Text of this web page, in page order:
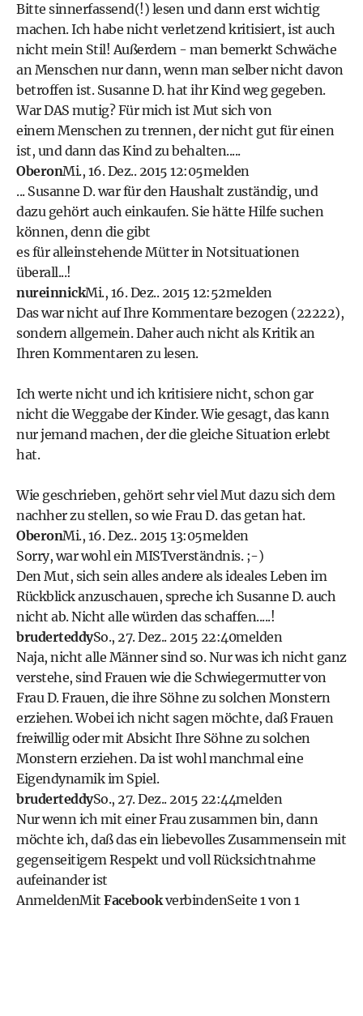
Bitte sinnerfassend(!) lesen und dann erst wichtig
machen. Ich habe nicht verletzend kritisiert, ist auch
nicht mein Stil! Außerdem - man bemerkt Schwäche
an Menschen nur dann, wenn man selber nicht davon
betroffen ist. Susanne D. hat ihr Kind weg gegeben.
War DAS mutig? Für mich ist Mut sich von
einem Menschen zu trennen, der nicht gut für einen
ist, und dann das Kind zu behalten.....
OberonMi., 16. Dez.. 2015 12:05melden
... Susanne D. war für den Haushalt zuständig, und
dazu gehört auch einkaufen. Sie hätte Hilfe suchen
können, denn die gibt
es für alleinstehende Mütter in Notsituationen
überall...!
nureinnickMi., 16. Dez.. 2015 12:52melden
Das war nicht auf Ihre Kommentare bezogen (22222),
sondern allgemein. Daher auch nicht als Kritik an
Ihren Kommentaren zu lesen.
Ich werte nicht und ich kritisiere nicht, schon gar
nicht die Weggabe der Kinder. Wie gesagt, das kann
nur jemand machen, der die gleiche Situation erlebt
hat.
Wie geschrieben, gehört sehr viel Mut dazu sich dem
nachher zu stellen, so wie Frau D. das getan hat.
OberonMi., 16. Dez.. 2015 13:05melden
Sorry, war wohl ein MISTverständnis. ;-)
Den Mut, sich sein alles andere als ideales Leben im
Rückblick anzuschauen, spreche ich Susanne D. auch
nicht ab. Nicht alle würden das schaffen.....!
bruderteddySo., 27. Dez.. 2015 22:40melden
Naja, nicht alle Männer sind so. Nur was ich nicht ganz
verstehe, sind Frauen wie die Schwiegermutter von
Frau D. Frauen, die ihre Söhne zu solchen Monstern
erziehen. Wobei ich nicht sagen möchte, daß Frauen
freiwillig oder mit Absicht Ihre Söhne zu solchen
Monstern erziehen. Da ist wohl manchmal eine
Eigendynamik im Spiel.
bruderteddySo., 27. Dez.. 2015 22:44melden
Nur wenn ich mit einer Frau zusammen bin, dann
möchte ich, daß das ein liebevolles Zusammensein mit
gegenseitigem Respekt und voll Rücksichtnahme
aufeinander ist
AnmeldenMit FacebookverbindenSeite 1 von 1